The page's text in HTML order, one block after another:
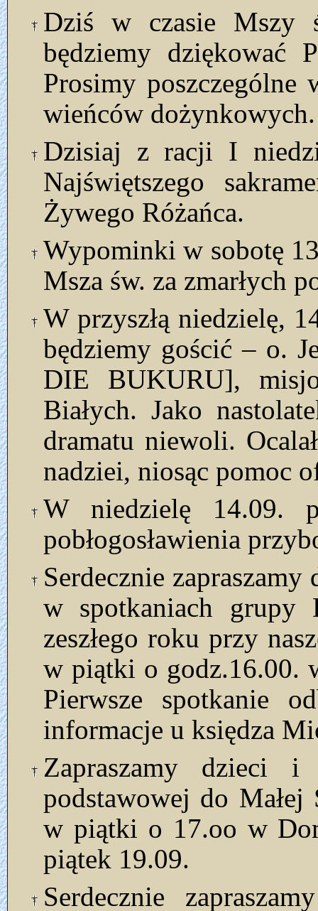
Dziś w czasie Mszy
będziemy dziękować
Prosimy poszczególne
wieńców dożynkowych.
Dzisiaj z racji I
Najświętszego
Żywego Różańca.
Wypominki w sobotę
Msza św. za zmarłych
W przyszłą niedzielę,
będziemy gościć – o.
DIE BUKURU],
Białych. Jako
dramatu niewoli.
nadziei, niosąc pomoc
W niedzielę 14.09.
pobłogosławienia
Serdecznie
w spotkaniach grupy
zeszłego roku przy
w piątki o godz.16.00.
Pierwsze spotkanie
informacje u księdza
Zapraszamy dzieci
podstawowej do
w piątki o 17.oo w
piątek 19.09.
Serdecznie